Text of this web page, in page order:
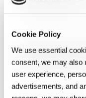
Cookie Policy
We use essential
consent, we may also
user experience,
advertisements, and
기업의 핵심 리스크 관리 영
Data protection
데이터 보호 책임자
개인정보 보호 규정 준수
조직에 대해 의무화했으며,
감독기관과의 연락 창구
요구되며, 법적·윤리적 데